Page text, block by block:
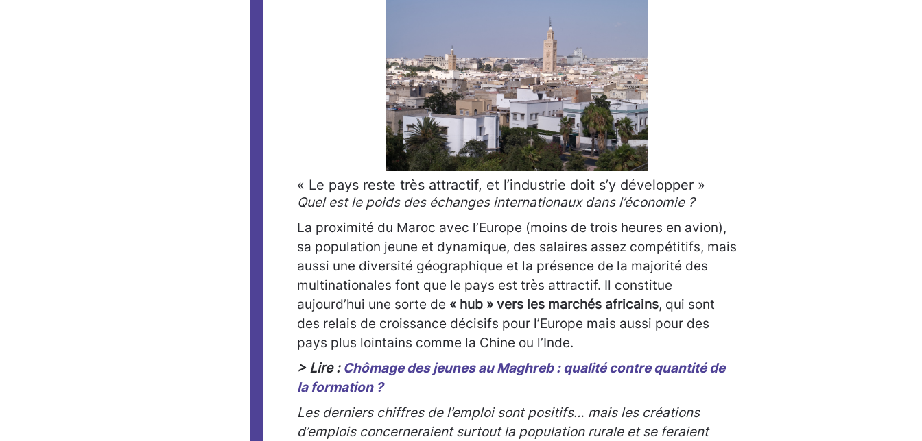
« Le pays reste très attractif, et l’industrie doit s’y développer »
Quel est le poids des échanges internationaux dans l’économie ?
La proximité du Maroc avec l’Europe (moins de trois heures en avion),
sa population jeune et dynamique, des salaires assez compétitifs, mais
aussi une diversité géographique et la présence de la majorité des
multinationales font que le pays est très attractif. Il constitue
aujourd’hui une sorte de « hub » vers les marchés africains, qui sont
des relais de croissance décisifs pour l’Europe mais aussi pour des
pays plus lointains comme la Chine ou l’Inde.
> Lire : Chômage des jeunes au Maghreb : qualité contre quantité de
la formation ?
Les derniers chiffres de l’emploi sont positifs… mais les créations
d’emplois concerneraient surtout la population rurale et se feraient